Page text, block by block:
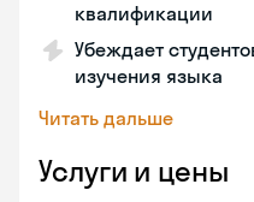
квалификации
Убеждает
изучения языка
Читать дальше
Услуги и цены